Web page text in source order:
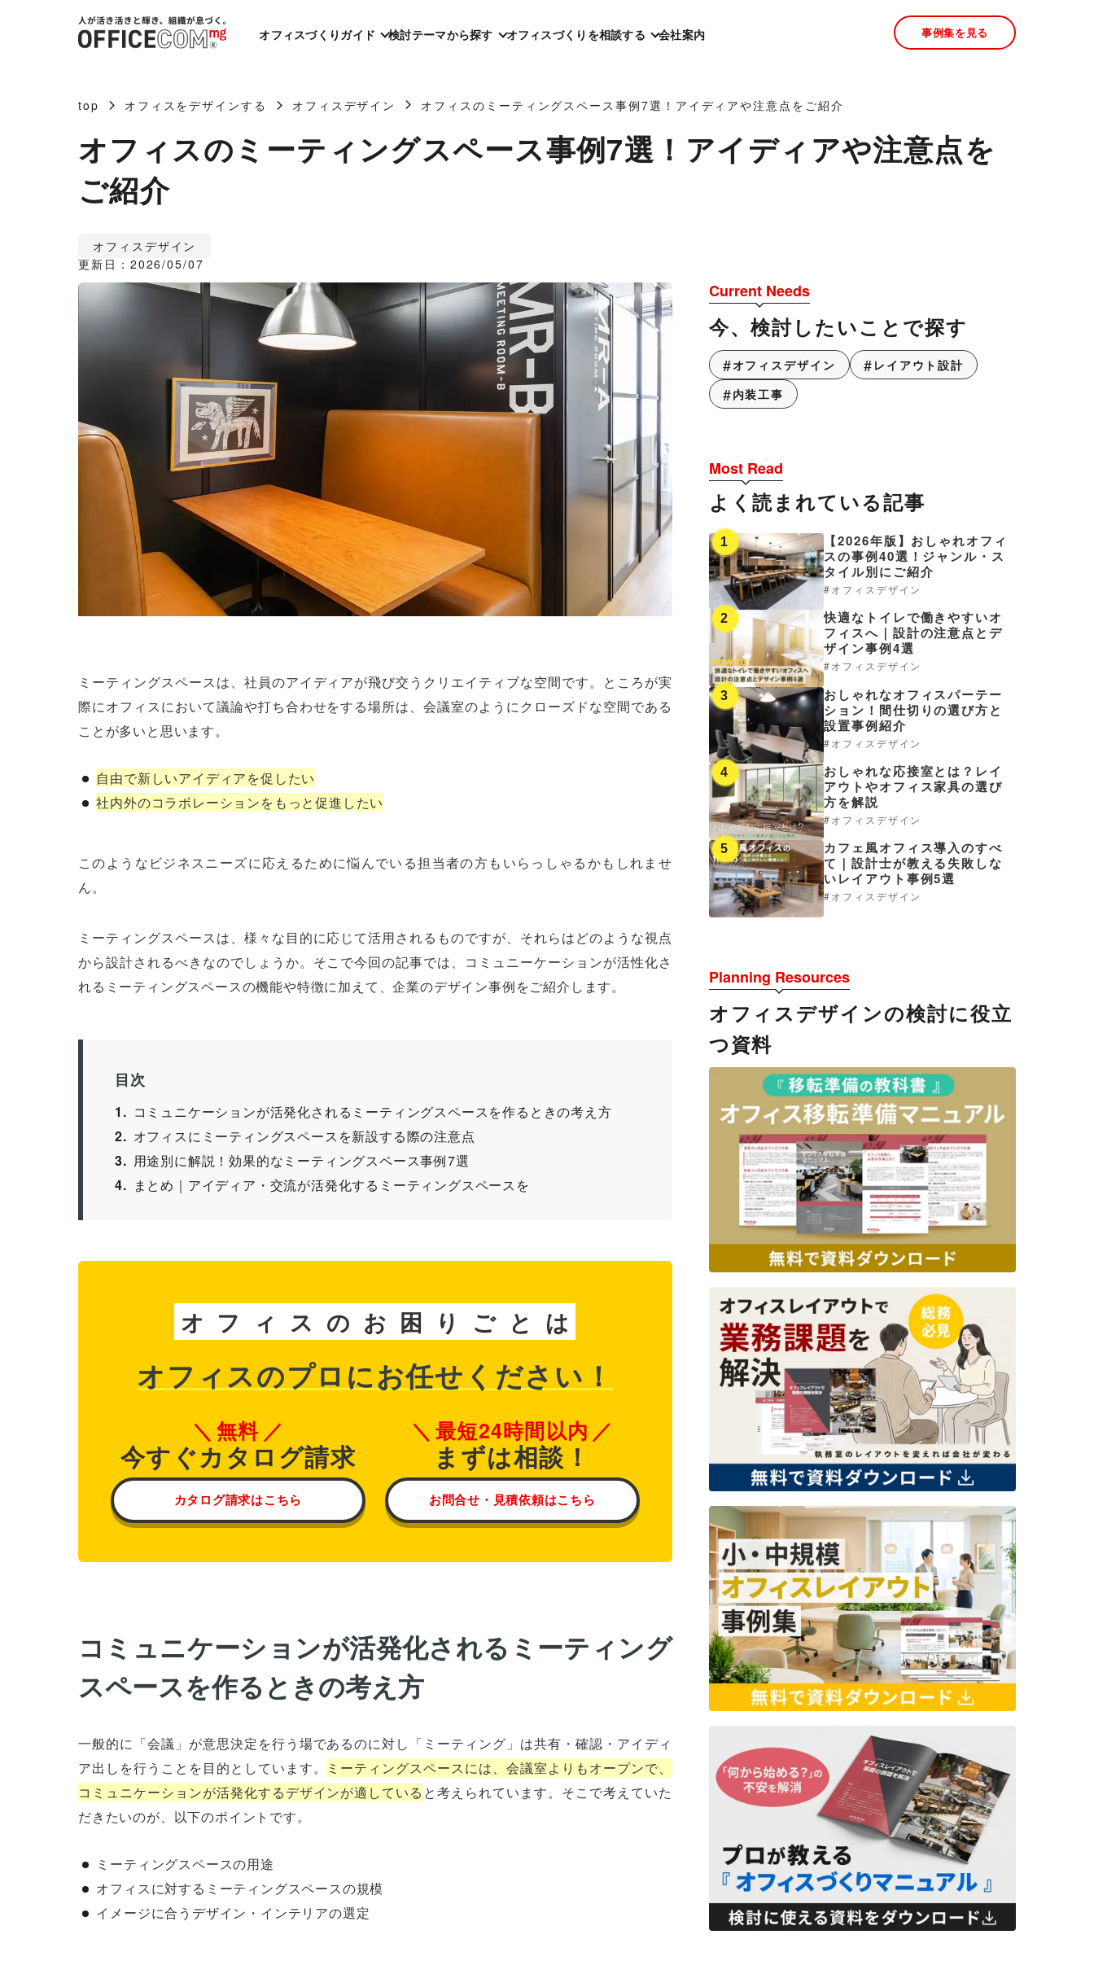
オフィスづくりガイド 検討テーマから探す オフィスづくりを相談する 会社案内 事例集を見る
top オフィスをデザインする オフィスデザイン オフィスのミーティングスペース事例7選！アイディアや注意点をご紹介
オフィスのミーティングスペース事例7選！アイディアや注意点を
ご紹介
オフィスデザイン
更新日：2026/05/07
ミーティングスペースは、社員のアイディアが飛び交うクリエイティブな空間です。ところが実
際にオフィスにおいて議論や打ち合わせをする場所は、会議室のようにクローズドな空間である
ことが多いと思います。
自由で新しいアイディアを促したい
社内外のコラボレーションをもっと促進したい
このようなビジネスニーズに応えるために悩んでいる担当者の方もいらっしゃるかもしれませ
ん。
ミーティングスペースは、様々な目的に応じて活用されるものですが、それらはどのような視点
から設計されるべきなのでしょうか。そこで今回の記事では、コミュニーケーションが活性化さ
れるミーティングスペースの機能や特徴に加えて、企業のデザイン事例をご紹介します。
目次
1
コミュニケーションが活発化されるミーティングスペースを作るときの考え方
2
オフィスにミーティングスペースを新設する際の注意点
3
用途別に解説！効果的なミーティングスペース事例7選
4
まとめ｜アイディア・交流が活発化するミーティングスペースを
オ フ ィ ス の お 困 り ご と は
オフィスのプロにお任せください！
無料
今すぐカタログ請求
カタログ請求はこちら
最短24時間以内
まずは相談！
お問合せ・見積依頼はこちら
コミュニケーションが活発化されるミーティング
スペースを作るときの考え方
一般的に「会議」が意思決定を行う場であるのに対し「ミーティング」は共有・確認・アイディ
ア出しを行うことを目的としています。
ミーティングスペースには、会議室よりもオープンで、
コミュニケーションが活発化するデザインが適している と考えられています。そこで考えていた
だきたいのが、以下のポイントです。
ミーティングスペースの用途
オフィスに対するミーティングスペースの規模
イメージに合うデザイン・インテリアの選定
Current Needs
今、検討したいことで探す
オフィスデザイン
レイアウト設計
内装工事
Most Read
よく読まれている記事
1
【2026年版】おしゃれオフィ
スの事例40選！ジャンル・ス
タイル別にご紹介
オフィスデザイン
2
快適なトイレで働きやすいオ
フィスへ｜設計の注意点とデ
ザイン事例4選
オフィスデザイン
3
おしゃれなオフィスパーテー
ション！間仕切りの選び方と
設置事例紹介
オフィスデザイン
4
おしゃれな応接室とは？レイ
アウトやオフィス家具の選び
方を解説
オフィスデザイン
5
カフェ風オフィス導入のすべ
て｜設計士が教える失敗しな
いレイアウト事例5選
オフィスデザイン
Planning Resources
オフィスデザインの検討に役立
つ資料